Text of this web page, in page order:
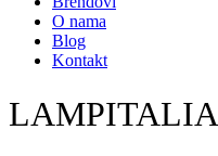
O nama
Blog
Kontakt
LAMPITALIA